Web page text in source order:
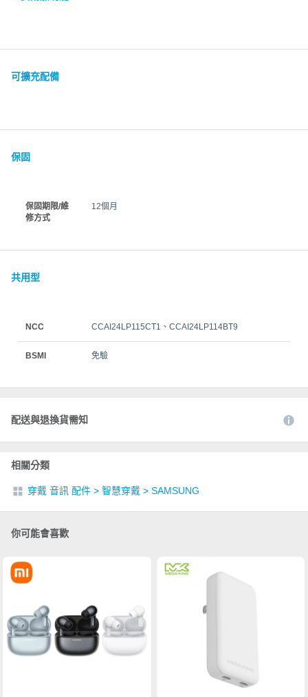
可擴充配備
保固
保固期限/維
修方式
12個月
共用型
NCC CCAI24LP115CT1、CCAI24LP114BT9
BSMI 免驗
配送與退換貨需知
相關分類
穿戴 音訊 配件 > 智慧穿戴 > SAMSUNG
你可能會喜歡